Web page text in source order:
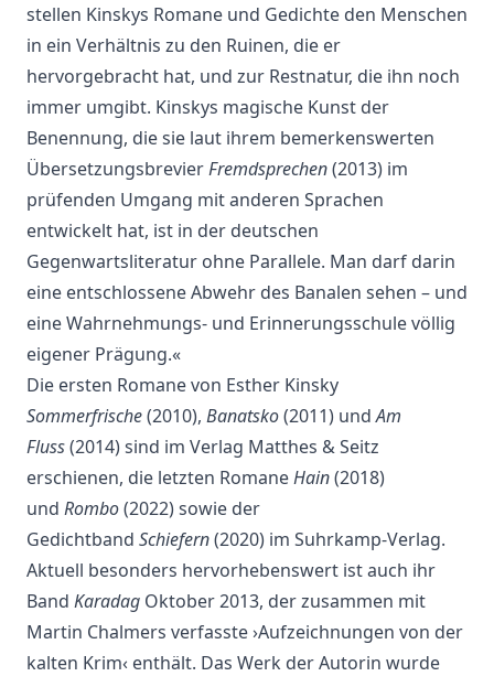
stellen Kinskys Romane und Gedichte den Menschen
in ein Verhältnis zu den Ruinen, die er
hervorgebracht hat, und zur Restnatur, die ihn noch
immer umgibt. Kinskys magische Kunst der
Benennung, die sie laut ihrem bemerkenswerten
ÜbersetzungsbrevierFremdsprechen(2013) im
prüfenden Umgang mit anderen Sprachen
entwickelt hat, ist in der deutschen
Gegenwartsliteratur ohne Parallele. Man darf darin
eine entschlossene Abwehr des Banalen sehen – und
eine Wahrnehmungs- und Erinnerungsschule völlig
eigener Prägung.«
Die ersten Romane von Esther Kinsky
Sommerfrische(2010), Banatsko(2011) undAm
Fluss(2014) sind im Verlag Matthes & Seitz
erschienen, die letzten RomaneHain(2018)
und Rombo(2022) sowie der
Gedichtband Schiefern(2020) im Suhrkamp-Verlag.
Aktuell besonders hervorhebenswert ist auch ihr
Band Karadag Oktober 2013, der zusammen mit
Martin Chalmers verfasste ›Aufzeichnungen von der
kalten Krim‹ enthält. Das Werk der Autorin wurde